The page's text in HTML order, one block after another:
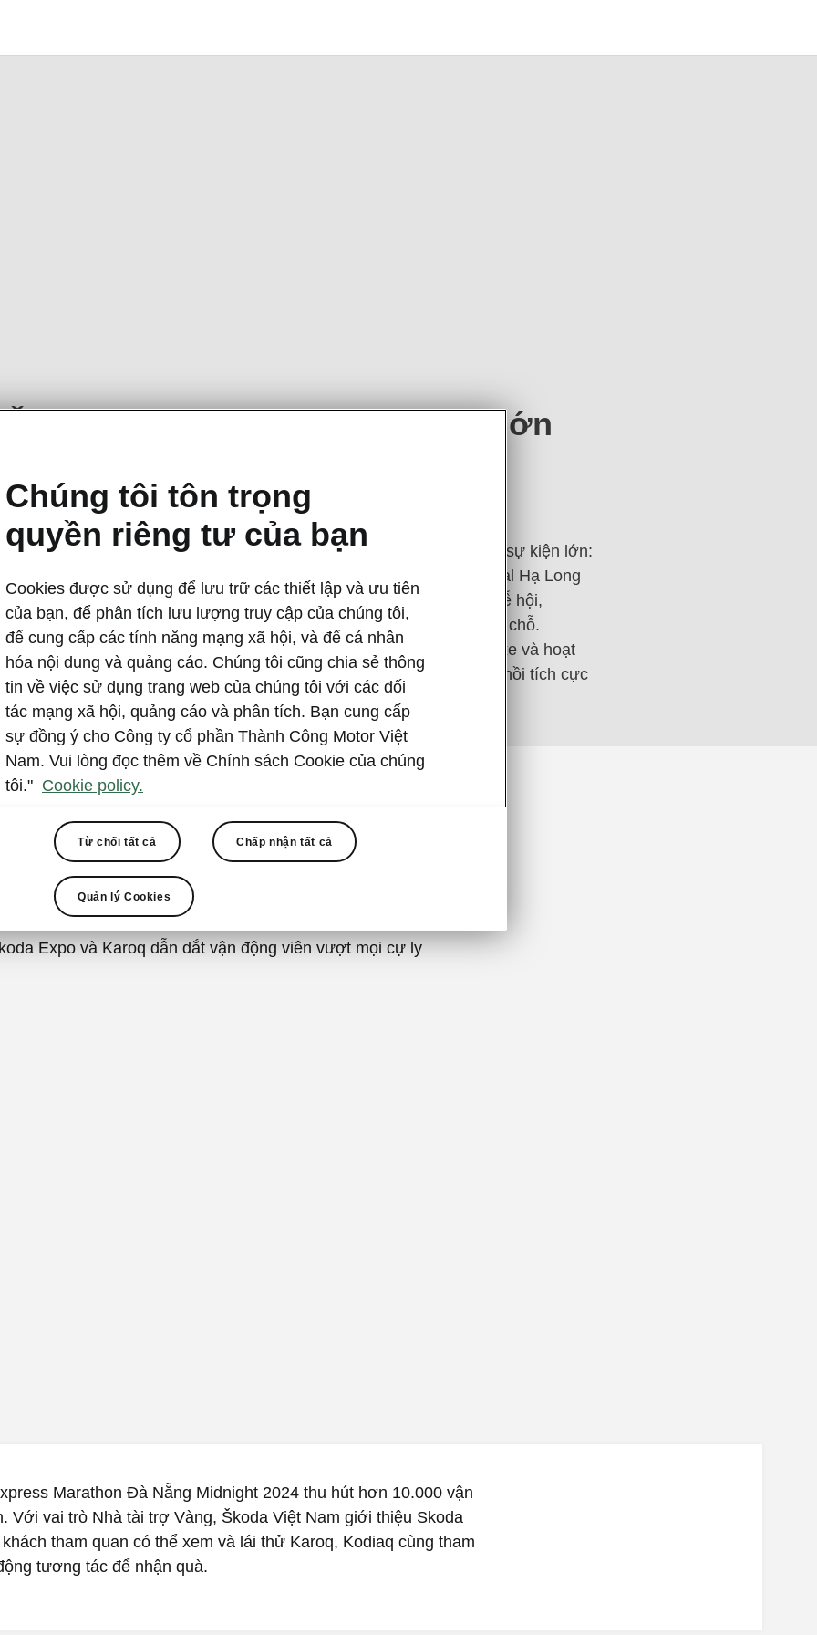
Škoda Việt Nam tại các sự kiện lớn
2024-07-19T04:58:12+00:00
Vào ngày 13 và 14 tháng 7 năm 2024, Škoda Việt Nam tham gia hai sự kiện lớn:
VNExpress Marathon Đà Nẵng Midnight 2024 và Fun Wheels Festival Hạ Long
2024. Với tư cách nhà tài trợ vàng giải chạy và đơn vị trưng bày tại lễ hội,
thương hiệu giới thiệu hai mẫu Karoq và Kodiaq cùng trải nghiệm tại chỗ.
Škoda dẫn dắt đêm chạy với Karoq, tổ chức Škoda Expo trưng bày xe và hoạt
động, đồng thời vận hành đội lái thử lớn tại Fun Wheels, nhận phản hồi tích cực
từ khách hàng.
chạy đêm Đà Nẵng
cùng Skoda Karoq
Expo và Karoq dẫn dắt vận động viên vượt mọi cự ly
Marathon Đà Nẵng Midnight 2024 thu hút hơn 10.000 vận
Với vai trò Nhà tài trợ Vàng, Škoda Việt Nam giới thiệu Skoda
tham quan có thể xem và lái thử Karoq, Kodiaq cùng tham
tương tác để nhận quà.
Chúng tôi tôn trọng
quyền riêng tư của bạn
Cookies được sử dụng để lưu trữ các thiết lập và ưu tiên
của bạn, để phân tích lưu lượng truy cập của chúng tôi,
để cung cấp các tính năng mạng xã hội, và để cá nhân
hóa nội dung và quảng cáo. Chúng tôi cũng chia sẻ thông
tin về việc sử dụng trang web của chúng tôi với các đối
tác mạng xã hội, quảng cáo và phân tích. Bạn cung cấp
sự đồng ý cho Công ty cổ phần Thành Công Motor Việt
Nam. Vui lòng đọc thêm về Chính sách Cookie của chúng
tôi." Cookie policy.
Từ chối tất cả Chấp nhận tất cả
Quản lý Cookies